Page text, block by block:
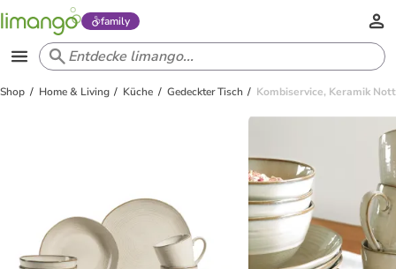
family
Shop Home & Living Küche Gedeckter Tisch Kombiservice, Keramik